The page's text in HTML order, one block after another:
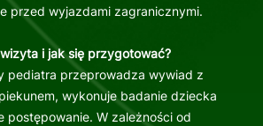
przed wyjazdami zagranicznymi.
i jak się przygotować?
pediatra przeprowadza wywiad z
wykonuje badanie dziecka
postępowanie. W zależności od